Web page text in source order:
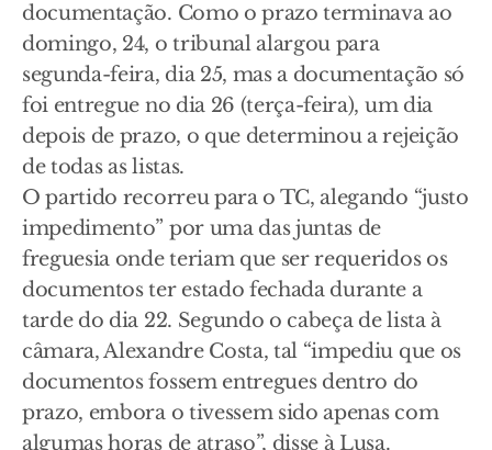
documentação. Como o prazo terminava ao
domingo, 24, o tribunal alargou para
segunda-feira, dia 25, mas a documentação só
foi entregue no dia 26 (terça-feira), um dia
depois de prazo, o que determinou a rejeição
de todas as listas.
O partido recorreu para o TC, alegando “justo
impedimento” por uma das juntas de
freguesia onde teriam que ser requeridos os
documentos ter estado fechada durante a
tarde do dia 22. Segundo o cabeça de lista à
câmara, Alexandre Costa, tal “impediu que os
documentos fossem entregues dentro do
prazo, embora o tivessem sido apenas com
algumas horas de atraso”, disse à Lusa.